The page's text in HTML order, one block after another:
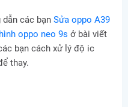
các bạn Sửa oppo A39
oppo neo 9s ở bài viết
bạn cách xử lý độ ic
thay.